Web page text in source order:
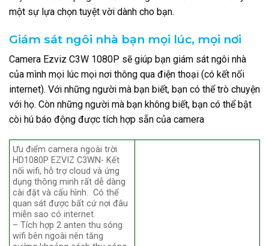
một sự lựa chọn tuyệt vời dành cho bạn.
Giám sát ngôi nhà bạn mọi lúc, mọi nơi
Camera Ezviz C3W 1080P sẽ giúp bạn giám sát ngôi nhà
của mình mọi lúc mọi nơi thông qua điện thoại (có kết nối
internet). Với những người mà bạn biết, bạn có thể trò chuyện
với họ. Còn những người mà bạn không biết, bạn có thể bật
còi hú báo động được tích hợp sẵn của camera
Ưu điểm camera ngoài trời
HD1080P EZVIZ C3WN- Kết
nối wifi, hỗ trợ cloud và ứng
dụng thông minh rất dễ dàng
cài đặt và cấu hình. Có thể
quan sát được bất cứ nơi đâu
miễn sao có internet.
– Tích hợp 2 anten thu sóng
wifi bên ngoài nên tăng